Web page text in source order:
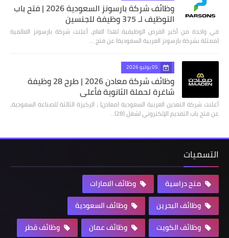
وظائف شركة بارسونز السعودية 2026 | فتح باب
التوظيف لـ 375 وظيفة للجنسين
في واحدة من أكبر الفرص الوظيفية لهذا العام، أعلنت شركة بارسونز العالمية
(ممثلة بشركة بارسونز العربية السعودية) عن فتح …
05 يوليو 2026
وظائف شركة معادن 2026 | طرح 28 وظيفة
شاغرة لحملة الثانوية فأعلى
أعلنت شركة التعدين العربية السعودية (معادن) ، الركيزة الثالثة للصناعة السعودية،
عن فتح باب التقديم الإلكتروني لشغل (28)…
التسميات
منح دراسية
وظائف الامارات
وظائف البحرين
وظائف السعودية
وظائف الكويت
وظائف عمان وظائف قطر